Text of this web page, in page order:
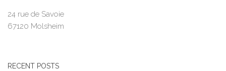
24 rue de Savoie
67120 Molsheim
RECENT POSTS